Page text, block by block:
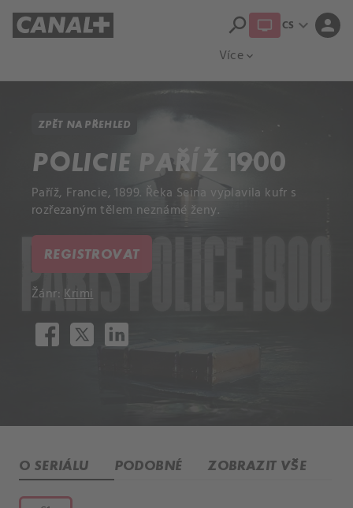
Více expand_more
search CS expand_more person
ZPĚT NA PŘEHLED
POLICIE PAŘÍŽ 1900
Paříž, Francie, 1899. Řeka Seina vyplavila kufr s
rozřezaným tělem neznámé ženy.
REGISTROVAT
Žánr:Krimi
O SERIÁLU PODOBNÉ ZOBRAZIT VŠE